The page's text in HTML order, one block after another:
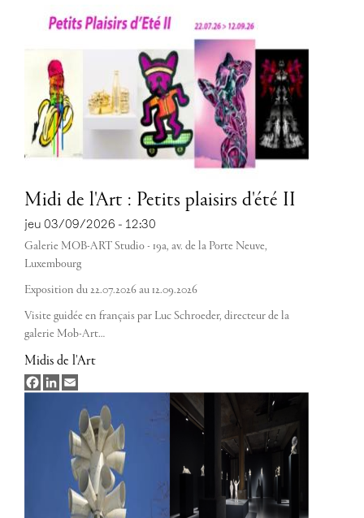
Midi de l'Art : Petits plaisirs d'été II
jeu 03/09/2026 - 12:30
Galerie MOB-ART Studio - 19a, av. de la Porte Neuve,
Luxembourg
Exposition du 22.07.2026 au 12.09.2026
Visite guidée en français par Luc Schroeder, directeur de la
galerie Mob-Art…
Midis de l'Art
FacebookLinkedIn